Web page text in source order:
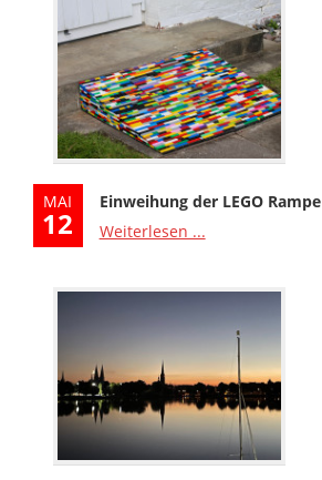
MAI
12
Einweihung der LEGO Rampe
Weiterlesen ...